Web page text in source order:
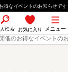
得なイベントのお知らせです
メニュー
お気に入り
検索
催のお得なイベントの